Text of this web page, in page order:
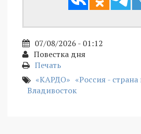
07/08/2026 - 01:12
Повестка дня
Печать
«КАРДО» «Россия -
Владивосток